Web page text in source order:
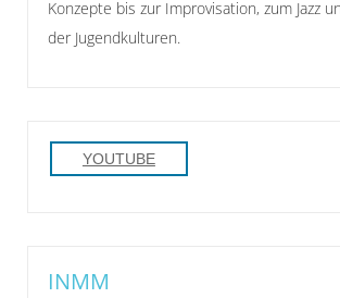
Konzepte bis zur Improvisation, zum Jazz
der Jugendkulturen.
YOUTUBE
INMM